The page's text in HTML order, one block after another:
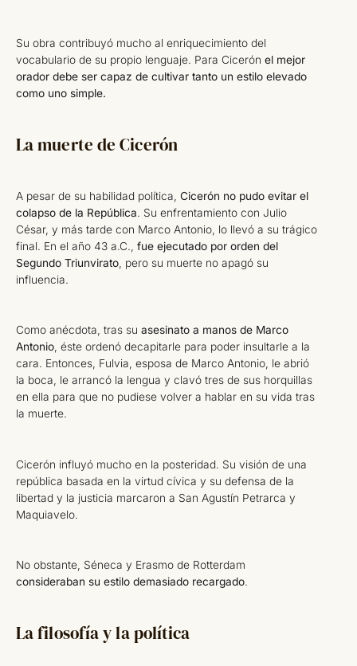
Su obra contribuyó mucho al enriquecimiento del
vocabulario de su propio lenguaje. Para Cicerón el mejor
orador debe ser capaz de cultivar tanto un estilo elevado
como uno simple.
La muerte de Cicerón
A pesar de su habilidad política, Cicerón no pudo evitar el
colapso de la República. Su enfrentamiento con Julio
César, y más tarde con Marco Antonio, lo llevó a su trágico
final. En el año 43 a.C., fue ejecutado por orden del
Segundo Triunvirato, pero su muerte no apagó su
influencia.
Como anécdota, tras su asesinato a manos de Marco
Antonio, éste ordenó decapitarle para poder insultarle a la
cara. Entonces, Fulvia, esposa de Marco Antonio, le abrió
la boca, le arrancó la lengua y clavó tres de sus horquillas
en ella para que no pudiese volver a hablar en su vida tras
la muerte.
Cicerón influyó mucho en la posteridad. Su visión de una
república basada en la virtud cívica y su defensa de la
libertad y la justicia marcaron a San Agustín Petrarca y
Maquiavelo.
No obstante, Séneca y Erasmo de Rotterdam
consideraban su estilo demasiado recargado.
La filosofía y la política